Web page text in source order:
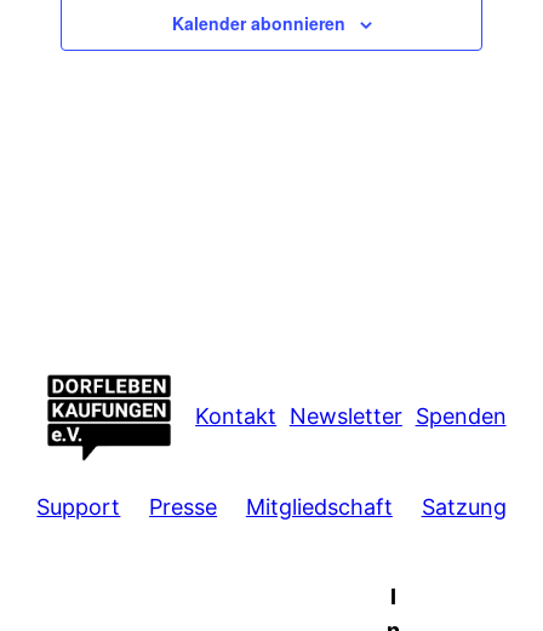
Kalender abonnieren
Kontakt Newsletter Spenden
Support Presse Mitgliedschaft Satzung
I